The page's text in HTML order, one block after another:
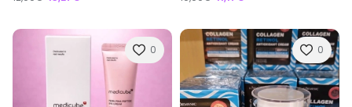
0 0